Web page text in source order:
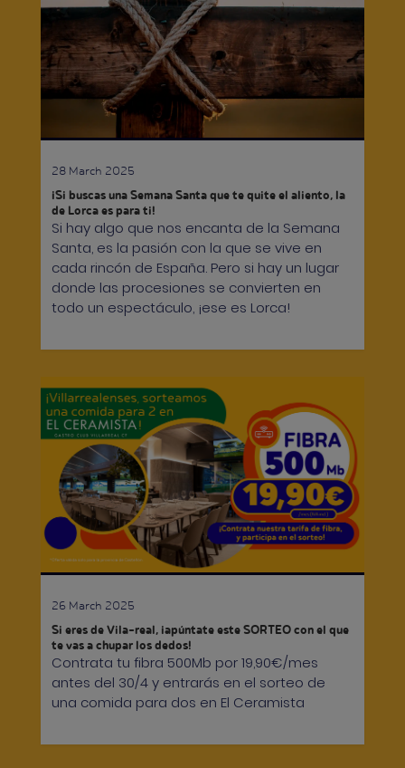
28 March 2025
¡Si buscas una Semana Santa que te quite el aliento, la
de Lorca es para ti!
Si hay algo que nos encanta de la Semana
Santa, es la pasión con la que se vive en
cada rincón de España. Pero si hay un lugar
donde las procesiones se convierten en
todo un espectáculo, ¡ese es Lorca!
26 March 2025
Si eres de Vila-real, ¡apúntate este SORTEO con el que
te vas a chupar los dedos!
Contrata tu fibra 500Mb por 19,90€/mes
antes del 30/4 y entrarás en el sorteo de
una comida para dos en El Ceramista